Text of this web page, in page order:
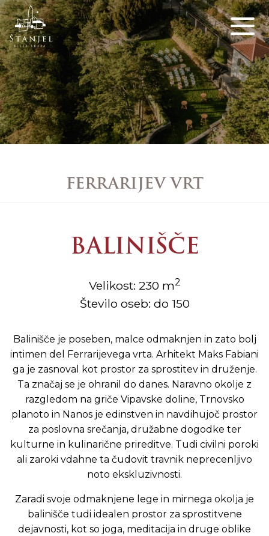
FERRARIJEV VRT
BALINIŠČE
Velikost: 230 m2
Število oseb: do 150
Balinišče je poseben, malce odmaknjen in zato bolj
intimen del Ferrarijevega vrta. Arhitekt Maks Fabiani
ga je zasnoval kot prostor za sprostitev in druženje.
Ta značaj se je ohranil do danes. Naravno okolje z
razgledom na griče Vipavske doline, Trnovsko
planoto in Nanos je edinstven in navdihujoč prostor
za poslovna srečanja, družabne dogodke ter
kulturne in kulinarične prireditve. Tudi civilni poroki
ali zaroki vdahne ta čudovit travnik neprecenljivo
noto ekskluzivnosti.
Zaradi svoje odmaknjene lege in mirnega okolja je
balinišče tudi idealen prostor za sprostitvene
dejavnosti, kot so joga, meditacija in druge oblike